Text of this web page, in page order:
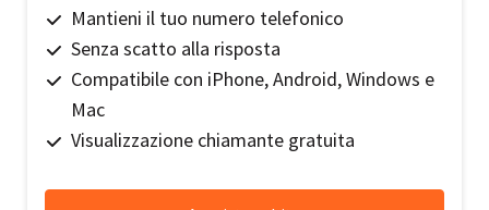
Mantieni il tuo numero telefonico
Senza scatto alla risposta
Compatibile con iPhone, Android, Windows e
Mac
Visualizzazione chiamante gratuita